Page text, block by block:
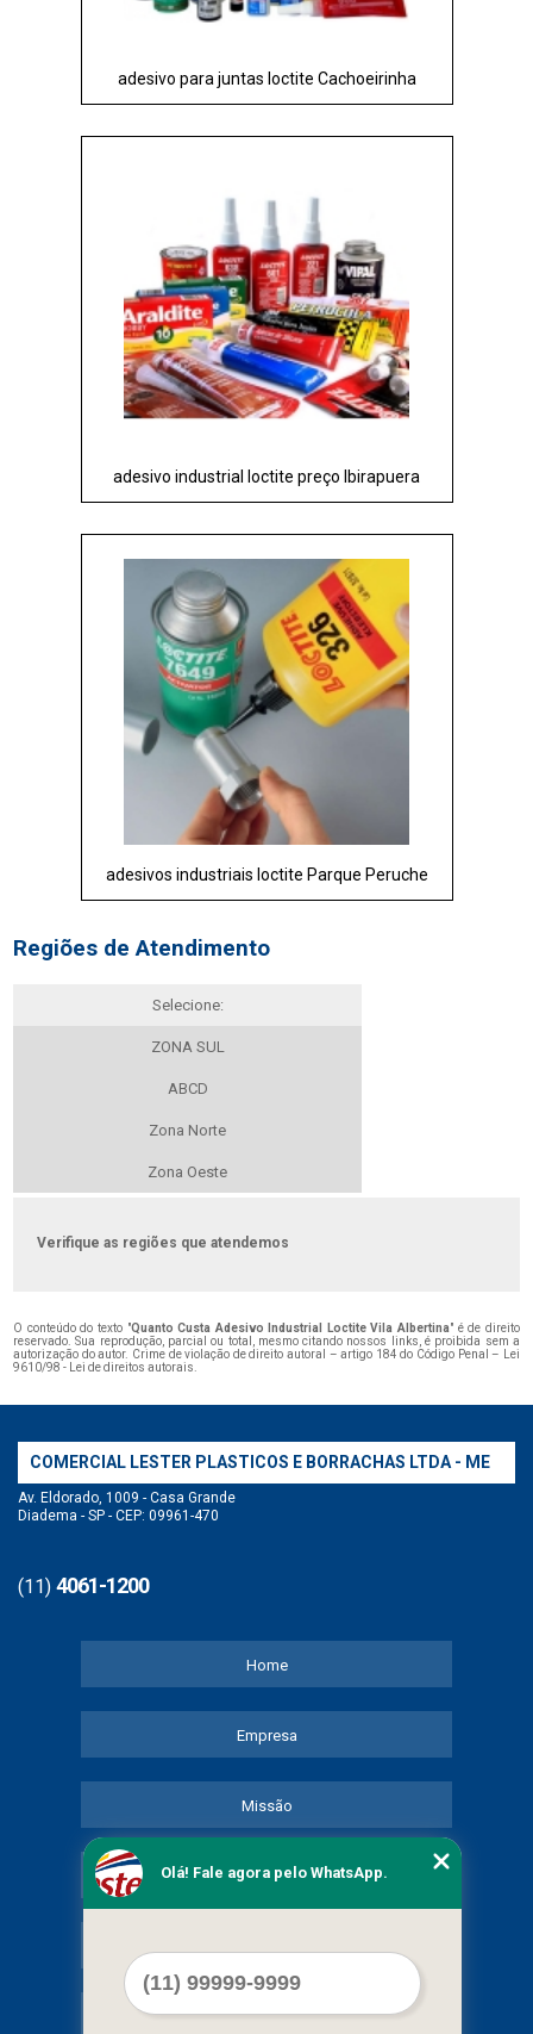
adesivo para juntas loctite Cachoeirinha
adesivo industrial loctite preço Ibirapuera
adesivos industriais loctite Parque Peruche
Regiões de Atendimento
Selecione:
ZONA SUL
ABCD
Zona Norte
Zona Oeste
Verifique as regiões que atendemos
O conteúdo do texto "Quanto Custa Adesivo Industrial Loctite Vila Albertina" é de direito
reservado. Sua reprodução, parcial ou total, mesmo citando nossos links, é proibida sem a
autorização do autor. Crime de violação de direito autoral – artigo 184 do Código Penal – Lei
9610/98 - Lei de direitos autorais.
COMERCIAL LESTER PLASTICOS E BORRACHAS LTDA - ME
Av. Eldorado, 1009 - Casa Grande
Diadema - SP - CEP: 09961-470
(11) 4061-1200
Home
Empresa
Missão
Serviços
Mapa do site
Olá! Fale agora pelo WhatsApp.